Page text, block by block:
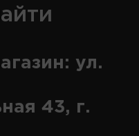
ул.
43, г.